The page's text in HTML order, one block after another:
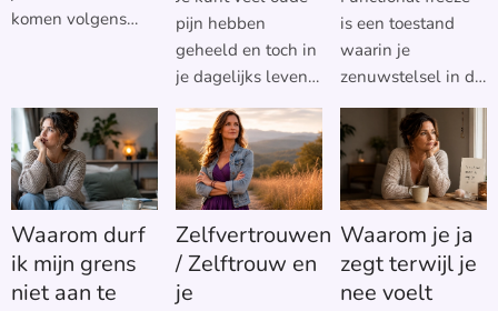
komen volgens
afscheiding van de
goddelijke bron, de
Eva-pijn en
heksentrauma.
Deze pijnen
worden in je leven
aangeraakt door
pijn hebben
geheeld en toch in
je dagelijks leven
blijven pleasen of
jezelf aanpassen.
Dat overkwam mij
twintig jaar lang,
waarvan ik zestien
jaar bleef pleasen.
Mijn gedrag
veranderde niet
is een toestand
waarin je
zenuwstelsel in de
beschermingsstand
staat, terwijl je aan
de buitenkant
gewoon blijft
functioneren. Je
runt je
huishouden, je
haalt je werk
Waarom durf
ik mijn grens
niet aan te
Zelfvertrouwen
/ Zelftrouw en
je
Waarom je ja
zegt terwijl je
nee voelt